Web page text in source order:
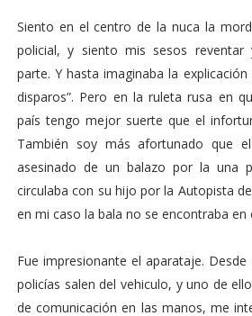
Siento en el centro de la nuca la
policial, y siento mis sesos reventar
parte. Y hasta imaginaba la
disparos”. Pero en la ruleta rusa en
país tengo mejor suerte que el
También soy más afortunado que
asesinado de un balazo por la una
circulaba con su hijo por la Autopista
en mi caso la bala no se encontraba en
Fue impresionante el aparataje.
policías salen del vehiculo, y uno de
de comunicación en las manos, me